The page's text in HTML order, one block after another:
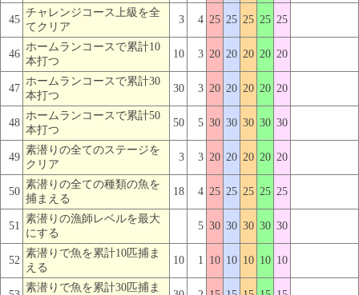
45
チャレンジコース上級を全
てクリア
3 4 25 25 25 25 25
46
ホームランコースで累計10
本打つ
10 3 20 20 20 20 20
47
ホームランコースで累計30
本打つ
30 3 20 20 20 20 20
48
ホームランコースで累計50
本打つ
50 5 30 30 30 30 30
49
素潜りの全てのステージを
クリア
3 3 20 20 20 20 20
50
素潜りの全ての種類の魚を
捕まえる
18 4 25 25 25 25 25
51
素潜りの漁師レベルを最大
にする
5 30 30 30 30 30
52
素潜りで魚を累計10匹捕ま
える
10 1 10 10 10 10 10
素潜りで魚を累計30匹捕ま